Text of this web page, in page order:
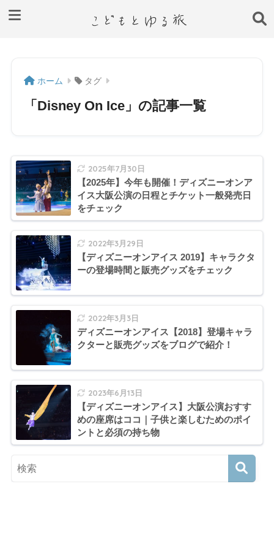
ホーム タグ
「Disney On Ice」の記事一覧
2025年7月30日
【2025年】今年も開催！ディズニーオンア
イス大阪公演の日程とチケット一般発売日
をチェック
2022年3月29日
【ディズニーオンアイス 2019】キャラクタ
ーの登場時間と販売グッズをチェック
2022年3月3日
ディズニーオンアイス【2018】登場キャラ
クターと販売グッズをブログで紹介！
2023年6月13日
【ディズニーオンアイス】大阪公演おすす
めの座席はココ｜子供と楽しむためのポイ
ントと必須の持ち物